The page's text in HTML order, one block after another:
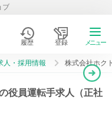
ブ
履歴 登録 メニュー
人・採用情報 株式会社ホク
役員運転手求人（正社